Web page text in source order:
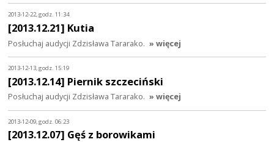
2013-12-22, godz. 11:34
[2013.12.21] Kutia
Posłuchaj audycji Zdzisława Tararako. » więcej
2013-12-13, godz. 15:19
[2013.12.14] Piernik szczeciński
Posłuchaj audycji Zdzisława Tararako. » więcej
2013-12-09, godz. 06:23
[2013.12.07] Gęś z borowikami